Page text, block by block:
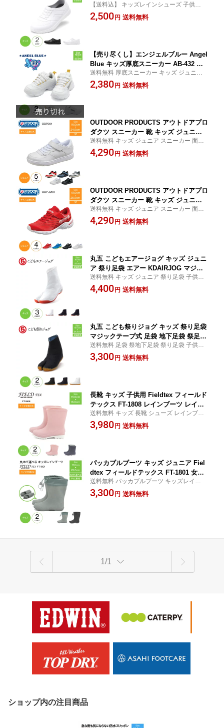
供用レインシューズ キッズ 雨靴 スニー
カー 男の子 女の子 レインシューズ か
【送料込】 キッズレインシューズ 子供用レ
インシューズ キッズ 男の子 女の子 16cm 1
7cm 18cm 19cm 20cm 21cm 22cm 23cm
2,500 円 送料無料
【売り尽くし】エンジェルブルー Angel
Blue キッズ厚底スニーカー AB-432 厚
底スニーカー キッズスニーカー ジュニ
アスニーカー 靴 スニーカー 白 厚底 3c
送料無料 厚底スニーカー キッズ ジュニア
スニーカー 厚底 3cmソール 19cm 20cm 21
cm 22cm 23cm
2,380 円 送料無料
OUTDOOR PRODUCTS アウトドアプロ
ダクツ スニーカー 靴 キッズ ジュニア
シューズ ODP 201 コートタイプ キッズ
スニーカー ジュニアスニーカー 3E 面フ
送料無料 キッズ ジュニア スニーカー 面フ
ァスナー マジックテープ ベルクロ 3E 16c
m 17cm 18cm 19cm 19.5cm 20cm 20.5cm
4,290 円 送料無料
OUTDOOR PRODUCTS アウトドアプロ
ダクツ スニーカー 靴 キッズ ジュニア
シューズ ODP J200 ランニングタイプ
キッズスニーカー ジュニアスニーカー 3
送料無料 キッズ ジュニア スニーカー 面フ
ァスナー マジックテープ ベルクロ 3E 19c
m 19.5cm 20cm 20.5cm 21cm 21.5cm 22c
4,290 円 送料無料
丸五 こどもエアージョグ キッズ ジュニ
ア 祭り足袋 エアー KDAIRJOG マジッ
クテープ式 足袋 地下足袋 祭足袋 クッ
ション入り 白 黒 紺 外履き 祭 まつり 祭
送料無料 キッズ ジュニア 祭り足袋 子供用
お神輿 和太鼓 演奏 よさこい ヨサコイ 踊り
16cm 17cm 18cm 19cm 20cm 21cm 21.5c
4,400 円 送料無料
丸五 こども祭りジョグ キッズ 祭り足袋
マジックテープ式 足袋 地下足袋 祭足袋
子供用 白 黒 紺 外履き 祭 まつり 祭り
お祭り おまつり 御祭 御神輿 お神輿 子
送料無料 足袋 祭地下足袋 祭り足袋 子供用
13cm 14cm 15cm 16cm 17cm 18cm 19cm
20cm 21cm 21.5cm 22cm 22.5cm 23cm 23.
3,300 円 送料無料
長靴 キッズ 子供用 Fieldtex フィールド
テックス FT-1808 レインブーツ レイン
シューズ 男の子 女の子 キッズ長靴 キ
ッズレインブーツ 子供 雨靴 柔らかい
送料無料 キッズ 長靴 シューズ レインブー
ツ 15cm 16cm 17cm 18cm
3,980 円 送料無料
パッカブルブーツ キッズ ジュニア Fiel
dtex フィールドテックス FT-1801 女の
子 男の子 男女兼用 パッカブルレインブ
ーツ キッズレインブーツ パッカブル 長
送料無料 パッカブルブーツ キッズレインブ
ーツ パッカブル 女の子 男の子 収納 バッグ
付 17cm 18cm 19cm 20cm 21cm 22cm 23c
3,300 円 送料無料
1/1
ショップ内の注目商品